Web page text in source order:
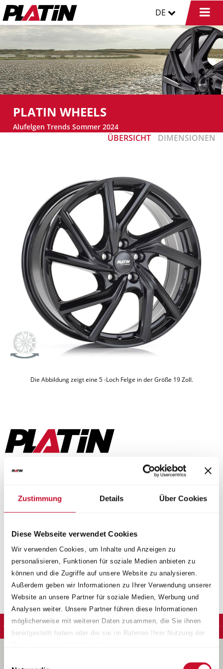
Zustimmung Details Über Cookies
Diese Webseite verwendet Cookies
Wir verwenden Cookies, um Inhalte und Anzeigen zu
personalisieren, Funktionen für soziale Medien anbieten zu
können und die Zugriffe auf unsere Website zu analysieren.
Außerdem geben wir Informationen zu Ihrer Verwendung unserer
Website an unsere Partner für soziale Medien, Werbung und
Analysen weiter. Unsere Partner führen diese Informationen
möglicherweise mit weiteren Daten zusammen, die Sie ihnen
bereitgestellt haben oder die sie im Rahmen Ihrer Nutzung der
DE
PLATIN WHEELS
Alufelgen Trends Sommer 2024
ÜBERSICHT DIMENSIONEN
Die Abbildung zeigt eine 5-Loch Felge in der Größe 19 Zoll.
PLATINP 107
diamant schwarz
Ein edles und dynamisches Design zeichnet die P 107 in
diamant schwarz aus. Ihre 10 Speichen sind leicht
versetzt und v-förmig angeordnet.